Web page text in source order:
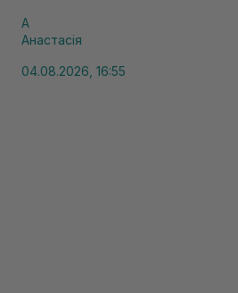
А
Анастасія
04.08.2026, 16:55